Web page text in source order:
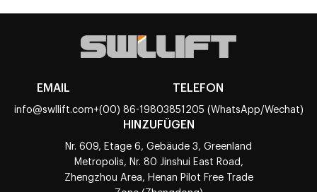
EMAIL
info@swllift.com
TELEFON
+(00) 86-19803851205 (WhatsApp/Wechat)
HINZUFÜGEN
Nr. 609, Etage 6, Gebäude 3, Greenland
Metropolis, Nr. 80 Jinshui East Road,
Zhengzhou Area, Henan Pilot Free Trade